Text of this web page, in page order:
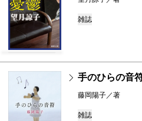
雑誌
手のひらの音
藤岡陽子／著
雑誌